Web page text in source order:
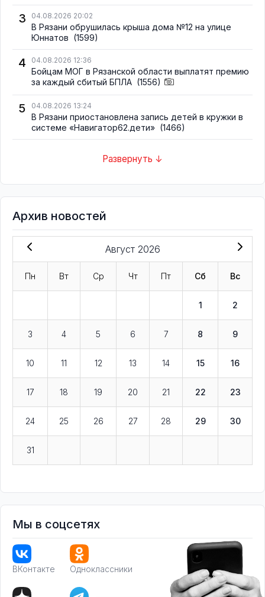
3 04.08.2026 20:02
В Рязани обрушилась крыша дома №12 на улице
Юннатов (1599)
4 04.08.2026 12:36
Бойцам МОГ в Рязанской области выплатят премию
за каждый сбитый БПЛА (1556)
5 04.08.2026 13:24
В Рязани приостановлена запись детей в кружки в
системе «Навигатор62.дети» (1466)
Развернуть ↓
Архив новостей
Август 2026
Пн Вт Ср Чт Пт Сб Вс
1 2
3 4 5 6 7 8 9
10 11 12 13 14 15 16
17 18 19 20 21 22 23
24 25 26 27 28 29 30
31
Мы в соцсетях
ВКонтакте Одноклассники